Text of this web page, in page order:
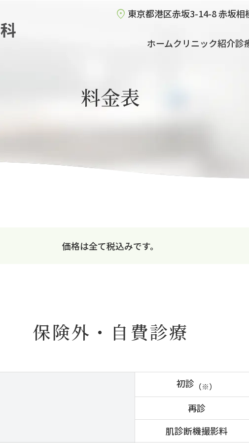
東京都港区赤坂3-14-8 赤坂相
ホームクリニック紹介診
料金表
価格は全て税込みです。
保険外・自費診療
初診 （※）
再診
肌診断機撮影料